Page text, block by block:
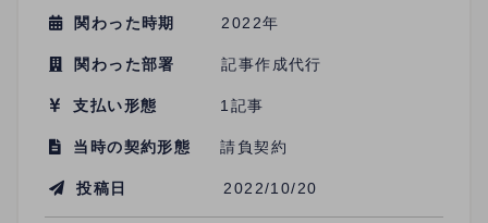
関わった時期
2022年
関わった部署 記事作成代行
支払い形態 1記事
当時の契約形態 請負契約
投稿日 2022/10/20